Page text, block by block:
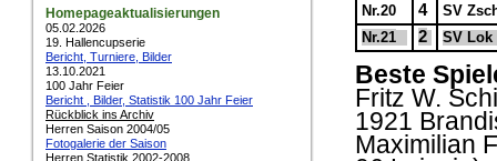
Homepageaktualisierungen
05.02.2026
19. Hallencupserie
Bericht, Turniere, Bilder
13.10.2021
100 Jahr Feier
Bericht , Bilder, Statistik 100 Jahr Feier
Rückblick ins Archiv
Herren Saison 2004/05
Fotogalerie der Saison
Herren Statistik 2002-2008
Nr.20
4
SV
Nr.21
2 SV Lok
Beste
Fritz W.
1921
Maximilian